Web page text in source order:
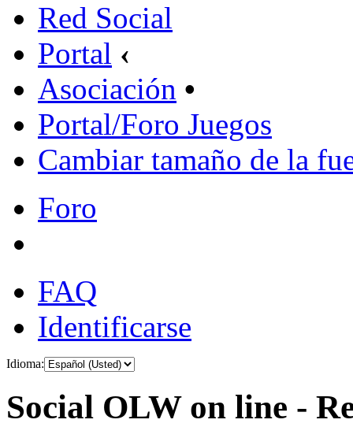
Red Social
Portal ‹
Asociación •
Portal/Foro Juegos
Cambiar tamaño de la
Foro
FAQ
Identificarse
Idioma:
Social OLW on line -